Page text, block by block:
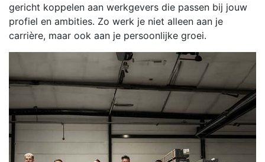
gericht koppelen aan werkgevers die passen bij jouw
profiel en ambities. Zo werk je niet alleen aan je
carrière, maar ook aan je persoonlijke groei.